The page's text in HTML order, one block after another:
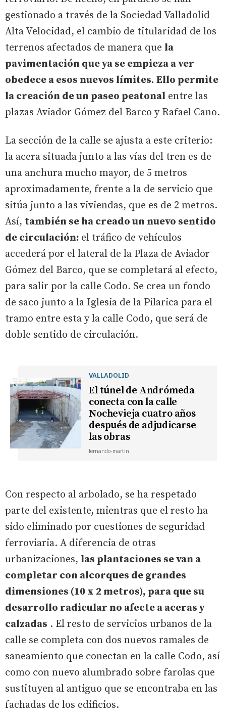
gestionado a través de la Sociedad Valladolid
Alta Velocidad, el cambio de titularidad de los
terrenos afectados de manera que la
pavimentación que ya se empieza a ver
obedece a esos nuevos límites. Ello permite
la creación de un paseo peatonal entre las
plazas Aviador Gómez del Barco y Rafael Cano.
La sección de la calle se ajusta a este criterio:
la acera situada junto a las vías del tren es de
una anchura mucho mayor, de 5 metros
aproximadamente, frente a la de servicio que
sitúa junto a las viviendas, que es de 2 metros.
Así, también se ha creado un nuevo sentido
de circulación: el tráfico de vehículos
accederá por el lateral de la Plaza de Aviador
Gómez del Barco, que se completará al efecto,
para salir por la calle Codo. Se crea un fondo
de saco junto a la Iglesia de la Pilarica para el
tramo entre esta y la calle Codo, que será de
doble sentido de circulación.
VALLADOLID
El túnel de Andrómeda
conecta con la calle
Nochevieja cuatro años
después de adjudicarse
las obras
fernando-martin
Con respecto al arbolado, se ha respetado
parte del existente, mientras que el resto ha
sido eliminado por cuestiones de seguridad
ferroviaria. A diferencia de otras
urbanizaciones, las plantaciones se van a
completar con alcorques de grandes
dimensiones (10 x 2 metros), para que su
desarrollo radicular no afecte a aceras y
calzadas . El resto de servicios urbanos de la
calle se completa con dos nuevos ramales de
saneamiento que conectan en la calle Codo, así
como con nuevo alumbrado sobre farolas que
sustituyen al antiguo que se encontraba en las
fachadas de los edificios.